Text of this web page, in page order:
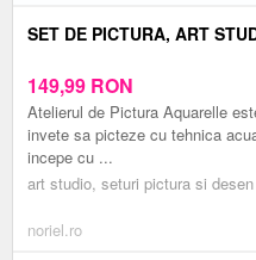
SET DE PICTURA, ART
149,99 RON
Atelierul de Pictura Aquarelle
invete sa picteze cu tehnica
incepe cu ...
art studio, seturi pictura si desen
noriel.ro